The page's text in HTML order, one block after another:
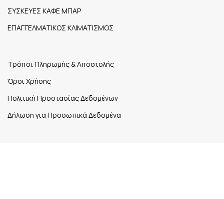
ΣΥΣΚΕΥΕΣ ΚΑΦΕ ΜΠΑΡ
ΕΠΑΓΓΕΛΜΑΤΙΚΟΣ ΚΛΙΜΑΤΙΣΜΟΣ
Τρόποι Πληρωμής & Αποστολής
Όροι Χρήσης
Πολιτική Προστασίας Δεδομένων
Δήλωση για Προσωπικά Δεδομένα